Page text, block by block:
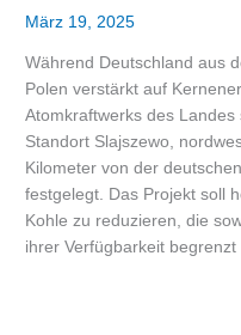
März 19, 2025
Während Deutschland aus
Polen verstärkt auf
Atomkraftwerks des
Standort Slajszewo,
Kilometer von der
festgelegt. Das Projekt soll
Kohle zu reduzieren, die
ihrer Verfügbarkeit begrenzt